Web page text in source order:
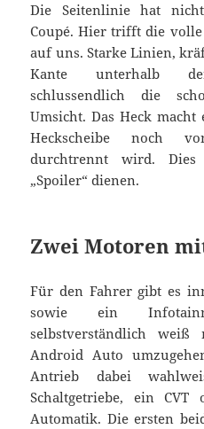
Die Seitenlinie hat
Coupé. Hier trifft die volle
auf uns. Starke Linien,
Kante unterhalb
schlussendlich die
Umsicht. Das Heck
Heckscheibe noch
durchtrennt wird.
„Spoiler“ dienen.
Zwei Motoren
Für den Fahrer gibt es
sowie ein
selbstverständlich
Android Auto
Antrieb dabei
Schaltgetriebe, ein CVT
Automatik. Die ersten